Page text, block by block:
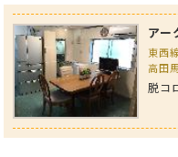
アー
東西線
高田
脱コ